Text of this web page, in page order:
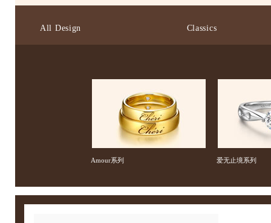
All Design Classics
Amour系列 爱无止境系列